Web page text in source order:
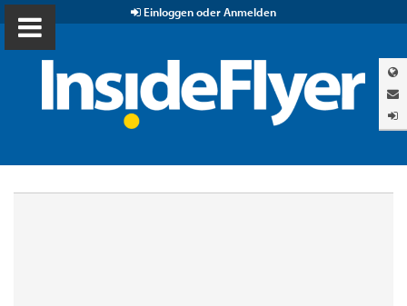
Einloggen oder Anmelden